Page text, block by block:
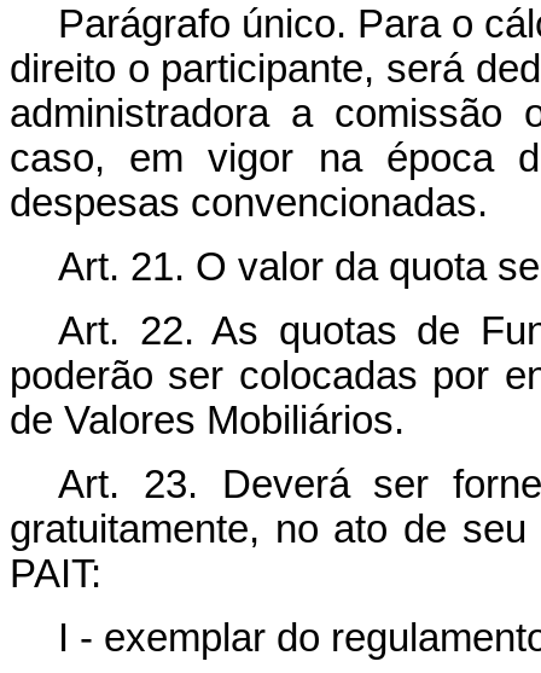
Parágrafo único. Para o
direito o participante, será
administradora a
caso, em vigor na época
despesas convencionadas.
Art. 21. O valor da quota
Art. 22. As quotas de
poderão ser colocadas por
de Valores Mobiliários.
Art. 23. Deverá ser
gratuitamente, no ato de
PAIT:
I - exemplar do